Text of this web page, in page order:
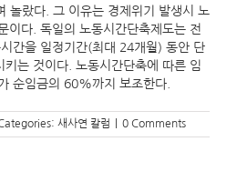
놀랐다. 그 이유는 경제위기 발생시 노
이다. 독일의 노동시간단축제도는 전
간을 일정기간(최대 24개월) 동안 단
키는 것이다. 노동시간단축에 따른 임
순임금의 60%까지 보조한다.
새사연 칼럼 0 Comments